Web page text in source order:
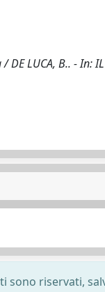
LUCA, B.. - In:
riservati,